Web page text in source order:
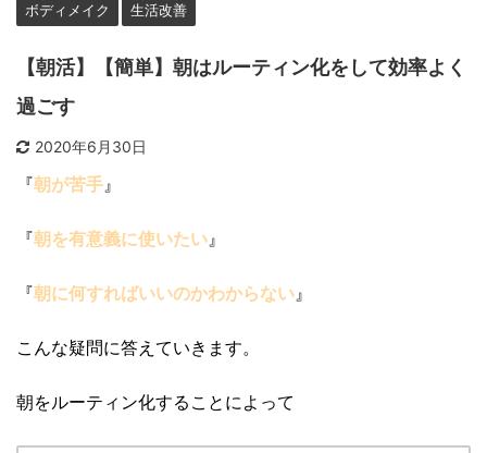
ボディメイク 生活改善
【朝活】【簡単】朝はルーティン化をして効率よく
過ごす
2020年6月30日
『朝が苦手』
『朝を有意義に使いたい』
『朝に何すればいいのかわからない』
こんな疑問に答えていきます。
朝をルーティン化することによって